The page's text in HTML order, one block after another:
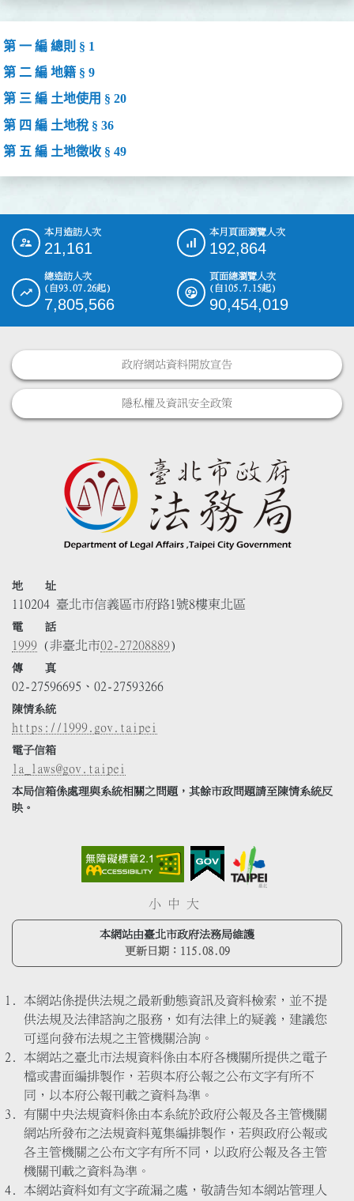
第 一 編 總則 § 1
第 二 編 地籍 § 9
第 三 編 土地使用 § 20
第 四 編 土地稅 § 36
第 五 編 土地徵收 § 49
::: 本月造訪人次
21,161
本月頁面瀏覽人次
192,864
總造訪人次
(自93.07.26起)
7,805,566
頁面總瀏覽人次
(自105.7.15起)
90,454,019
政府網站資料開放宣告
隱私權及資訊安全政策
地 址
110204 臺北市信義區市府路1號8樓東北區
電 話
1999 (非臺北市02-27208889)
傳 真
02-27596695、02-27593266
陳情系統
https://1999.gov.taipei
電子信箱
la_laws@gov.taipei
本局信箱係處理與系統相關之問題，其餘市政問題請至陳情系統反
映。
小 中 大
本網站由臺北市政府法務局維護
更新日期： 115.08.09
本網站係提供法規之最新動態資訊及資料檢索，並不提
供法規及法律諮詢之服務，如有法律上的疑義，建議您
可逕向發布法規之主管機關洽詢。
本網站之臺北市法規資料係由本府各機關所提供之電子
檔或書面編排製作，若與本府公報之公布文字有所不
同，以本府公報刊載之資料為準。
有關中央法規資料係由本系統於政府公報及各主管機關
網站所發布之法規資料蒐集編排製作，若與政府公報或
各主管機關之公布文字有所不同，以政府公報及各主管
機關刊載之資料為準。
本網站資料如有文字疏漏之處，敬請告知本網站管理人